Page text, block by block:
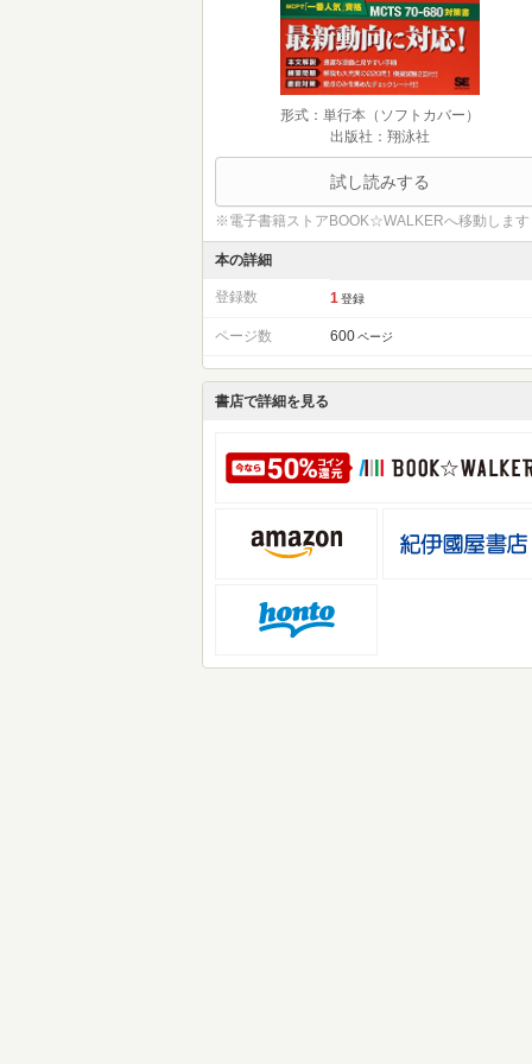
形式：単行本（ソフトカバー）
出版社：翔泳社
試し読みする
※電子書籍ストアBOOK☆WALKERへ移動します
本の詳細
登録数 1 登録
ページ数 600 ページ
書店で詳細を見る